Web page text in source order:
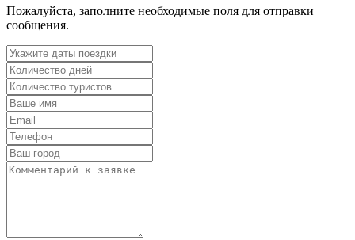
Пожалуйста, заполните необходимые поля для отправки
сообщения.